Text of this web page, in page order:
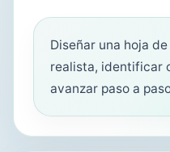
Diseñar una hoja
realista, identificar
avanzar paso a